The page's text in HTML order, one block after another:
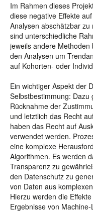
Im Rahmen dieses
diese negative Effekte
Analysen abschätzbar
sind unterschiedliche
jeweils andere
den Analysen um
auf Kohorten- oder
Ein wichtiger Aspekt der
Selbstbestimmung:
Rücknahme der
und letztlich das Recht
haben das Recht auf
verwendet werden.
eine komplexe
Algorithmen. Es werden
Transparenz zu
den Datenschutz zu
von Daten aus
Hierzu werden die
Ergebnisse von